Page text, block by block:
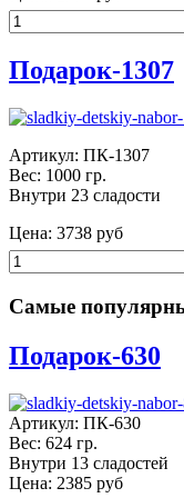
Подарок-1307
Артикул: ПК-1307
Вес: 1000 гр.
Внутри 23 сладости
Цена: 3738 руб
Самые
Подарок-630
Артикул: ПК-630
Вес: 624 гр.
Внутри 13 сладостей
Цена: 2385 руб